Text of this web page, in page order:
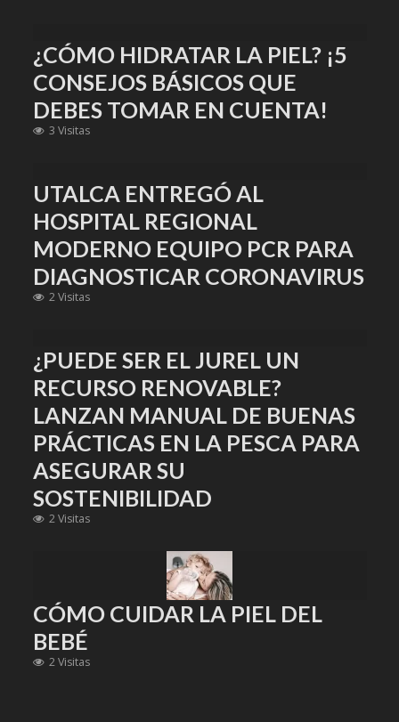
¿CÓMO HIDRATAR LA PIEL? ¡5
CONSEJOS BÁSICOS QUE
DEBES TOMAR EN CUENTA!
3 Visitas
UTALCA ENTREGÓ AL
HOSPITAL REGIONAL
MODERNO EQUIPO PCR PARA
DIAGNOSTICAR CORONAVIRUS
2 Visitas
¿PUEDE SER EL JUREL UN
RECURSO RENOVABLE?
LANZAN MANUAL DE BUENAS
PRÁCTICAS EN LA PESCA PARA
ASEGURAR SU
SOSTENIBILIDAD
2 Visitas
CÓMO CUIDAR LA PIEL DEL
BEBÉ
2 Visitas